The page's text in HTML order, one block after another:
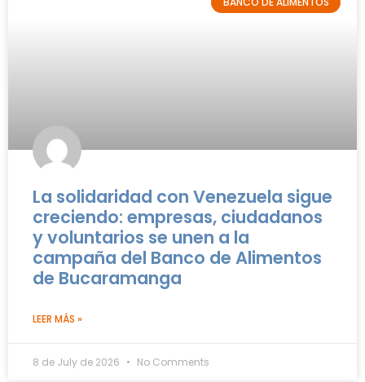
La solidaridad con Venezuela sigue
creciendo: empresas, ciudadanos
y voluntarios se unen a la
campaña del Banco de Alimentos
de Bucaramanga
LEER MÁS »
8 de July de 2026 No Comments